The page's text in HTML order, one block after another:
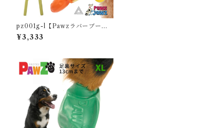
pz001g-l【Pawzラバーブーツ
L/XL 対応】ポウズジョーズ Pa
wz ラバーブーツ用 装着器具 ラ
dog ポウズ 簡単装着 ラバーシュ
ーズ PZ001G-L
¥3,333